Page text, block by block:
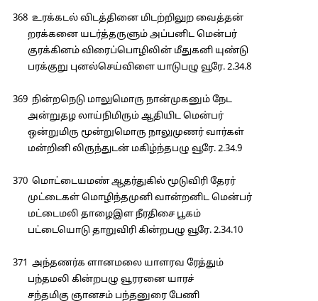
368 உரக்கடல் விடத்தினை மிடற்றிலுற வைத்தன்
றரக்கனை யடர்த்தருளும் அப்பனிட மென்பர்
குரக்கினம் விரைப்பொழிலின் மீதுகனி யுண்டு
பரக்குறு புனல்செய்விளை யாடுபழு வூரே. 2.34.8
369 நின்றநெடு மாலுமொரு நான்முகனும் நேட
அன்றுதழ லாய்நிமிரும் ஆதியிட மென்பர்
ஒன்றுமிரு மூன்றுமொரு நாலுமுணர் வார்கள்
மன்றினி லிருந்துடன் மகிழ்ந்தபழு வூரே. 2.34.9
370 மொட்டையமண் ஆதர்துகில் மூடுவிரி தேரர்
முட்டைகள் மொழிந்தமுனி வான்றனிட மென்பர்
மட்டைமலி தாழைஇள நீரதிசை பூகம்
பட்டையொடு தாறுவிரி கின்றபழு வூரே. 2.34.10
371 அந்தணர்க ளானமலை யாளரவ ரேத்தும்
பந்தமலி கின்றபழு வூரரனை யாரச்
சந்தமிகு ஞானசம் பந்தனுரை பேணி